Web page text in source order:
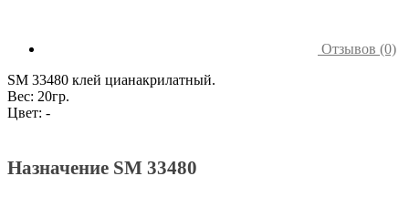
Отзывов (0)
SM 33480 клей цианакрилатный.
Вес: 20гр.
Цвет: -
Назначение SM 33480